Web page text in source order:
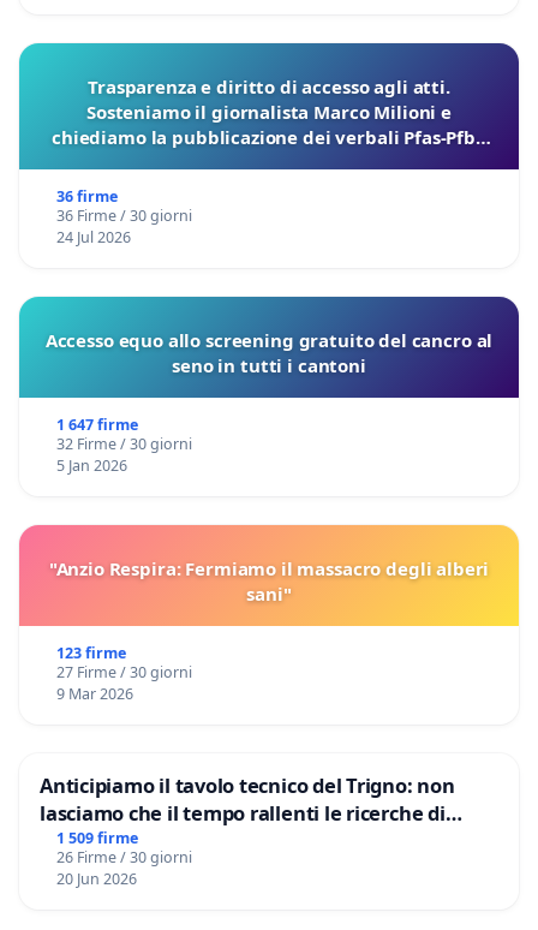
Trasparenza e diritto di accesso agli atti.
Sosteniamo il giornalista Marco Milioni e
chiediamo la pubblicazione dei verbali Pfas-Pfba
36 firme
36 Firme / 30 giorni
24 Jul 2026
Accesso equo allo screening gratuito del cancro al
seno in tutti i cantoni
1 647 firme
32 Firme / 30 giorni
5 Jan 2026
"Anzio Respira: Fermiamo il massacro degli alberi
sani"
123 firme
27 Firme / 30 giorni
9 Mar 2026
Anticipiamo il tavolo tecnico del Trigno: non
lasciamo che il tempo rallenti le ricerche di
Domenico Racanati
1 509 firme
26 Firme / 30 giorni
20 Jun 2026